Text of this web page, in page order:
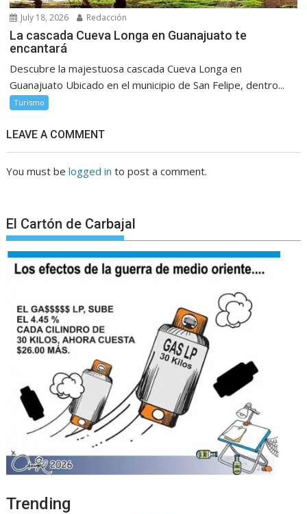
July 18, 2026 Redacción
La cascada Cueva Longa en Guanajuato te
encantará
Descubre la majestuosa cascada Cueva Longa en
Guanajuato Ubicado en el municipio de San Felipe, dentro...
Turismo
LEAVE A COMMENT
You must belogged in to post a comment.
El Cartón de Carbajal
Trending